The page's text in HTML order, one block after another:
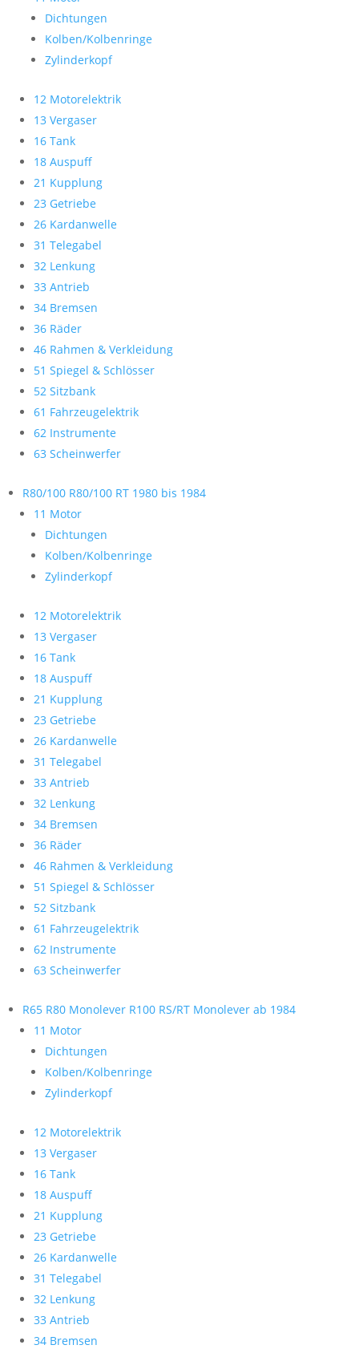
Dichtungen
Kolben/Kolbenringe
Zylinderkopf
12 Motorelektrik
13 Vergaser
16 Tank
18 Auspuff
21 Kupplung
23 Getriebe
26 Kardanwelle
31 Telegabel
32 Lenkung
33 Antrieb
34 Bremsen
36 Räder
46 Rahmen & Verkleidung
51 Spiegel & Schlösser
52 Sitzbank
61 Fahrzeugelektrik
62 Instrumente
63 Scheinwerfer
R80/100 R80/100 RT 1980 bis 1984
11 Motor
Dichtungen
Kolben/Kolbenringe
Zylinderkopf
12 Motorelektrik
13 Vergaser
16 Tank
18 Auspuff
21 Kupplung
23 Getriebe
26 Kardanwelle
31 Telegabel
33 Antrieb
32 Lenkung
34 Bremsen
36 Räder
46 Rahmen & Verkleidung
51 Spiegel & Schlösser
52 Sitzbank
61 Fahrzeugelektrik
62 Instrumente
63 Scheinwerfer
R65 R80 Monolever R100 RS/RT Monolever ab 1984
11 Motor
Dichtungen
Kolben/Kolbenringe
Zylinderkopf
12 Motorelektrik
13 Vergaser
16 Tank
18 Auspuff
21 Kupplung
23 Getriebe
26 Kardanwelle
31 Telegabel
32 Lenkung
33 Antrieb
34 Bremsen